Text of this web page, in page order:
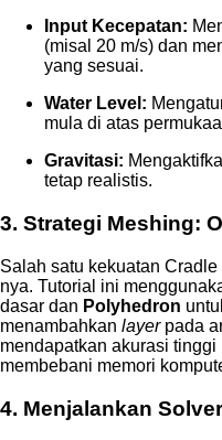
Input Kecepatan:
(misal 20 m/s) dan
yang sesuai.
Water Level:
mula di atas
Gravitasi:
tetap realistis.
3. Strategi Meshing:
Salah satu kekuatan
nya. Tutorial ini
dasar dan Polyhedron
menambahkan layerpada
mendapatkan akurasi
membebani memori
4. Menjalankan